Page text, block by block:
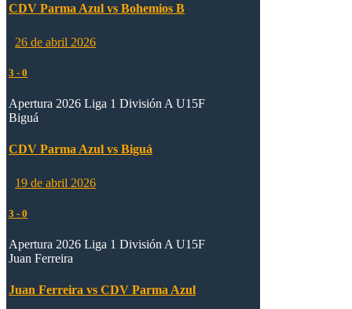
CDV Parma Azul vs Bohemios B
26 de abril 2026
3 - 0
Apertura 2026 Liga 1 División A U15F
Biguá
CDV Parma Azul vs Biguá
19 de abril 2026
3 - 0
Apertura 2026 Liga 1 División A U15F
Juan Ferreira
Juan Ferreira vs CDV Parma Azul